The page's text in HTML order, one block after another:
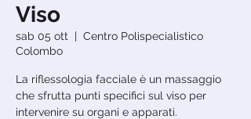
Viso
sab 05 ott
  |
Centro Polispecialistico
Colombo
La riflessologia facciale è un massaggio
che sfrutta punti specifici sul viso per
intervenire su organi e apparati.